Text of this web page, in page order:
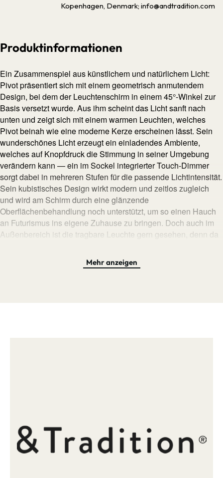
Kopenhagen, Denmark; info@andtradition.com
Produktinformationen
Ein Zusammenspiel aus künstlichem und natürlichem Licht:
Pivot präsentiert sich mit einem geometrisch anmutendem
Design, bei dem der Leuchtenschirm in einem 45°-Winkel zur
Basis versetzt wurde. Aus ihm scheint das Licht sanft nach
unten und zeigt sich mit einem warmen Leuchten, welches
Pivot beinah wie eine moderne Kerze erscheinen lässt. Sein
wunderschönes Licht erzeugt ein einladendes Ambiente,
welches auf Knopfdruck die Stimmung in seiner Umgebung
verändern kann — ein im Sockel integrierter Touch-Dimmer
sorgt dabei in mehreren Stufen für die passende Lichtintensität.
Sein kubistisches Design wirkt modern und zeitlos zugleich
und wird am Schirm durch eine glänzende
Oberflächenbehandlung noch unterstützt, um so einen Hauch
an Futurismus ins eigene Zuhause zu bringen. Doch auch im
Außenbereich ist die tragbare Leuchte gern gesehen, denn da
spritzwassergeschützt. Deshalb kann sie auch wunderbar im
Garten oder auf dem Balkon zum Einsatz kommen, sollte aber
Mehr anzeigen